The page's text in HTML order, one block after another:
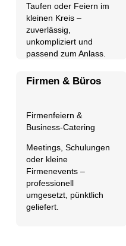
Taufen oder Feiern im
kleinen Kreis –
zuverlässig,
unkompliziert und
passend zum Anlass.
Firmen & Büros
Firmenfeiern &
Business-Catering
Meetings, Schulungen
oder kleine
Firmenevents–
professionell
umgesetzt, pünktlich
geliefert.